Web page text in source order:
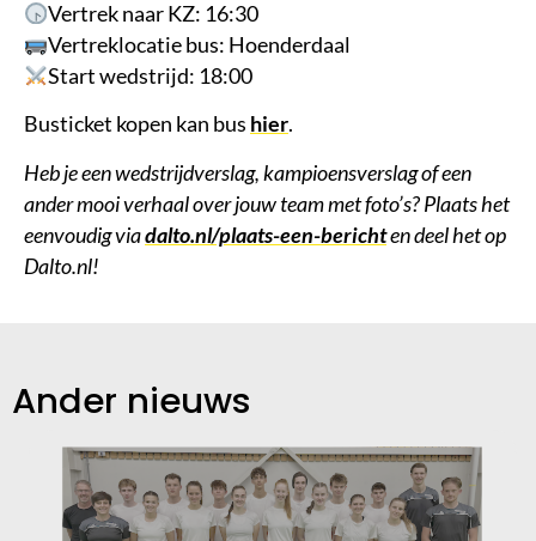
Vertrek naar KZ: 16:30
Vertreklocatie bus: Hoenderdaal
Start wedstrijd: 18:00
Busticket kopen kan bus hier.
Heb je een wedstrijdverslag, kampioensverslag of een
ander mooi verhaal over jouw team met foto’s? Plaats het
eenvoudig viadalto.nl/plaats-een-berichten deel het op
Dalto.nl!
Ander nieuws